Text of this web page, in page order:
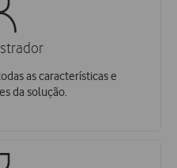
as características e
da solução.